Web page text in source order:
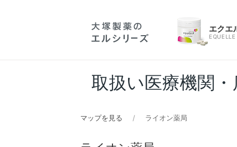
エクエ
EQUELLE
取扱い医療機関・
マップを見る ライオン薬局